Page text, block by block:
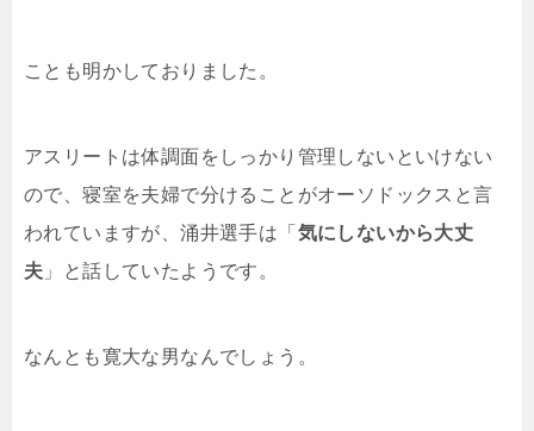
ことも明かしておりました。
アスリートは体調面をしっかり管理しないといけない
ので、寝室を夫婦で分けることがオーソドックスと言
われていますが、涌井選手は「 気にしないから大丈
夫 」と話していたようです。
なんとも寛大な男なんでしょう。